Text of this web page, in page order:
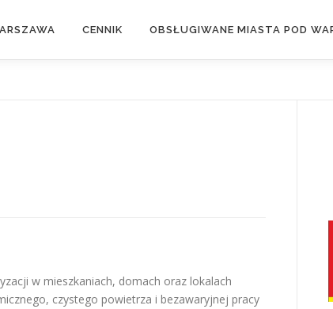
CENNIK OBSŁUGIWANE MIASTA POD
w mieszkaniach, domach oraz lokalach
czystego powietrza i bezawaryjnej pracy